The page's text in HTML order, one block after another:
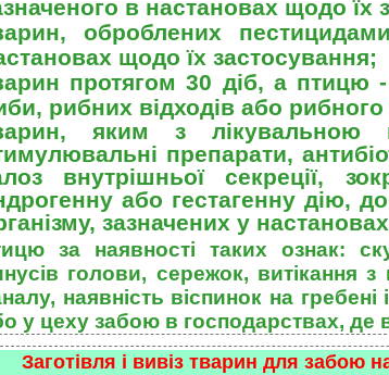
в настановах щодо їх
оброблених
щодо їх застосування;
протягом 30 діб, а птицю
рибних відходів або
яким з лікувальною
препарати,
внутрішньої секреції,
або гестагенну дію,
зазначених у
за наявності таких ознак:
голови, сережок, витікання
наявність віспинок на
у цеху забою в господарствах, де
Заготівля і вивіз тварин для забою